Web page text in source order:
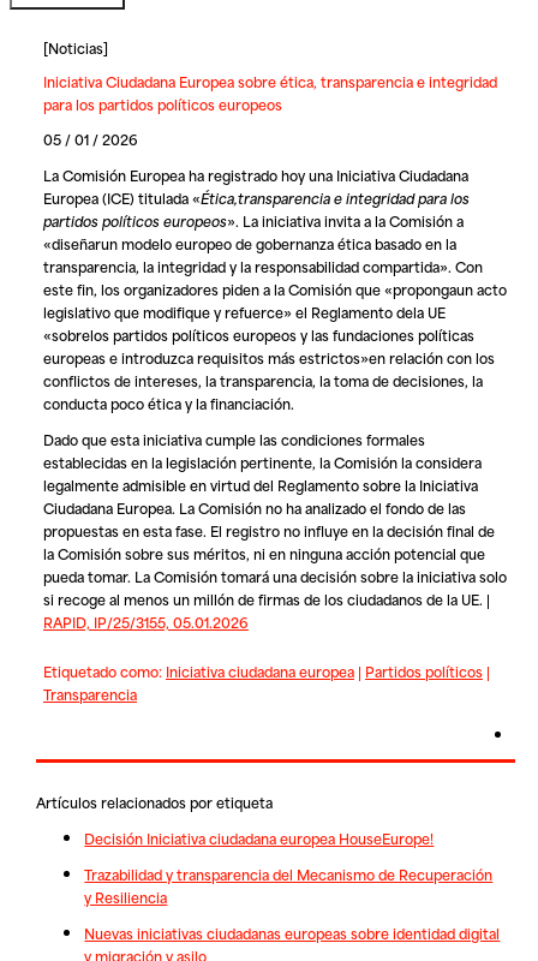
[Noticias]
Iniciativa Ciudadana Europea sobre ética, transparencia e integridad
para los partidos políticos europeos
05 / 01 / 2026
La Comisión Europea ha registrado hoy una Iniciativa Ciudadana
Europea (ICE) titulada «Ética,transparencia e integridad para los
partidos políticos europeos». La iniciativa invita a la Comisión a
«diseñarun modelo europeo de gobernanza ética basado en la
transparencia, la integridad y la responsabilidad compartida». Con
este fin, los organizadores piden a la Comisión que «propongaun acto
legislativo que modifique y refuerce» el Reglamento dela UE
«sobrelos partidos políticos europeos y las fundaciones políticas
europeas e introduzca requisitos más estrictos»en relación con los
conflictos de intereses, la transparencia, la toma de decisiones, la
conducta poco ética y la financiación.
Dado que esta iniciativa cumple las condiciones formales
establecidas en la legislación pertinente, la Comisión la considera
legalmente admisible en virtud del Reglamento sobre la Iniciativa
Ciudadana Europea. La Comisión no ha analizado el fondo de las
propuestas en esta fase. El registro no influye en la decisión final de
la Comisión sobre sus méritos, ni en ninguna acción potencial que
pueda tomar. La Comisión tomará una decisión sobre la iniciativa solo
si recoge al menos un millón de firmas de los ciudadanos de la UE. |
RAPID, IP/25/3155, 05.01.2026
Etiquetado como: Iniciativa ciudadana europea| Partidos políticos|
Transparencia
Artículos relacionados por etiqueta
Decisión Iniciativa ciudadana europea HouseEurope!
Trazabilidad y transparencia del Mecanismo de Recuperación
y Resiliencia
Nuevas iniciativas ciudadanas europeas sobre identidad digital
y migración y asilo